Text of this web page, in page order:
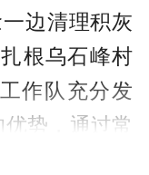
边清理积灰
根乌石峰村
作队充分发
优势，通过常
势群体的急